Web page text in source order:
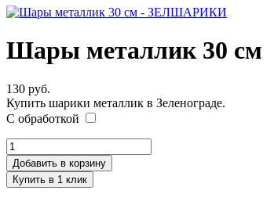
Шары металлик 30 см
130 руб.
Купить шарики металлик в Зеленограде.
С обработкой
Добавить в корзину
Купить в 1 клик